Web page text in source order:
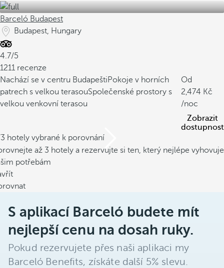
Barceló Budapest
Budapest, Hungary
4.7/5
1211 recenze
Nachází se v centru BudapeštiPokoje v horních
patrech s velkou terasouSpolečenské prostory s
velkou venkovní terasou
Od
2,474
/noc
Zobrazit
dostupnost
hotely vybrané k porovnání
až 3 hotely a rezervujte si ten, který nejlépe vyhovuje
potřebám
S aplikací Barceló budete mít
nejlepší cenu na dosah ruky.
Pokud rezervujete přes naši aplikaci my
Barceló Benefits, získáte další 5% slevu.